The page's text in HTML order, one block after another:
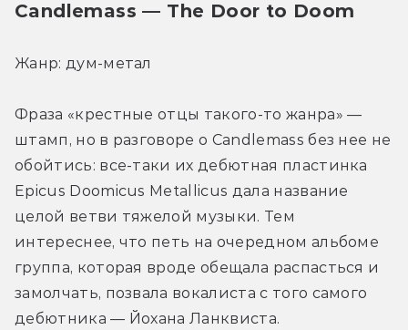
Candlemass — The Door to Doom
Жанр: дум-метал
Фраза «крестные отцы такого-то жанра» —
штамп, но в разговоре о Candlemass без нее не
обойтись: все-таки их дебютная пластинка
Epicus Doomicus Metallicus дала название
целой ветви тяжелой музыки. Тем
интереснее, что петь на очередном альбоме
группа, которая вроде обещала распасться и
замолчать, позвала вокалиста с того самого
дебютника — Йохана Ланквиста.